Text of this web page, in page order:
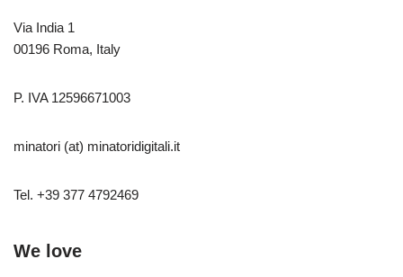
Via India 1
00196 Roma, Italy
P. IVA 12596671003
minatori (at) minatoridigitali.it
Tel. +39 377 4792469
We love